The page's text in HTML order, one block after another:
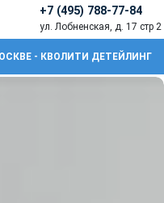
+7 (495) 788-77-84
ул. Лобненская, д. 17 стр 2
- КВОЛИТИ ДЕТЕЙЛИНГ